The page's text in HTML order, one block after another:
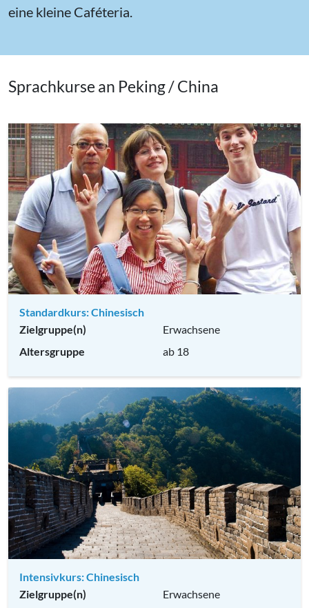
eine kleine Caféteria.
Sprachkurse an Peking / China
Standardkurs: Chinesisch
Zielgruppe(n)
Erwachsene
Altersgruppe
ab 18
Intensivkurs: Chinesisch
Zielgruppe(n)
Erwachsene